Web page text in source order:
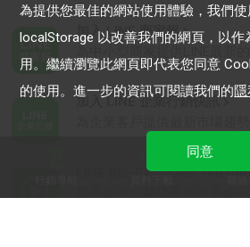
加入 LINE 商家報
加入 LINE 企業行銷快訊
LINE Biz-Solutions
為提供您最佳的網站使用體驗，我們使
localStorage 以改善我們的網頁，以作
用。繼續瀏覽此網頁即代表您同意
的使用。進一步的資訊可閱讀我們的
同意